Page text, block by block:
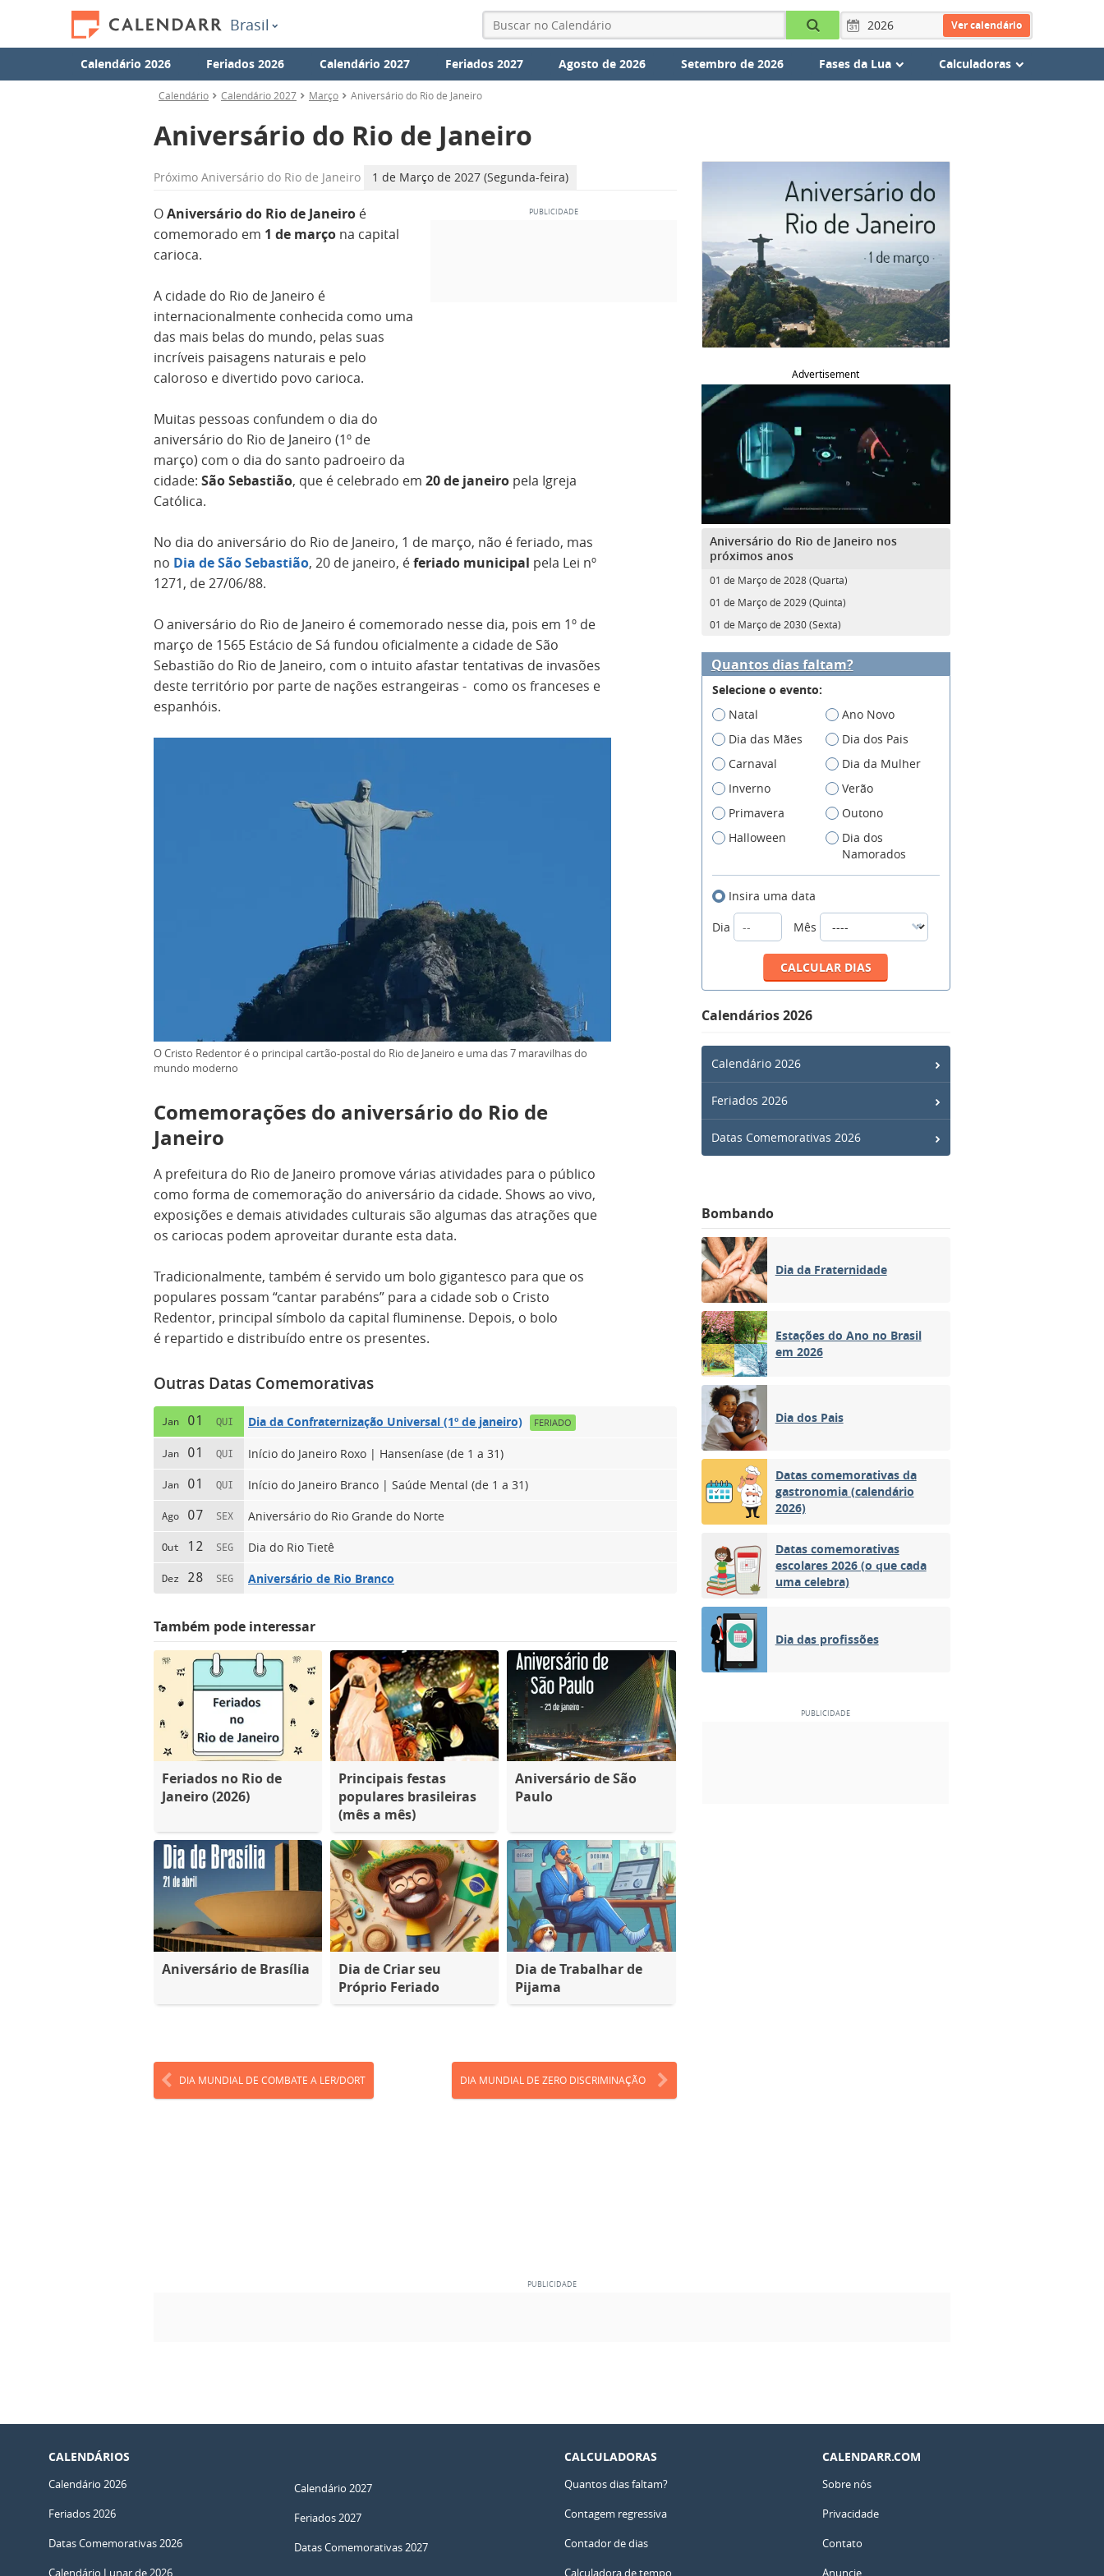
Brasil Ver calendário
Calendário 2026 Feriados 2026 Calendário 2027 Feriados 2027 Agosto de 2026 Setembro de 2026 Fases da Lua Calculadoras
Calendário Calendário 2027 Março Aniversário do Rio de Janeiro
Aniversário do Rio de Janeiro
Próximo Aniversário do Rio de Janeiro 1 de Março de 2027 (Segunda-feira)
OAniversário do Rio de Janeiro é
comemorado em 1 de março na capital
carioca.
A cidade do Rio de Janeiro é
internacionalmente conhecida como uma
das mais belas do mundo, pelas suas
incríveis paisagens naturais e pelo
caloroso e divertido povo carioca.
Muitas pessoas confundem o dia do
aniversário do Rio de Janeiro (1º de
março) com o dia do santo padroeiro da
cidade: São Sebastião, que é celebrado em 20 de janeiro pela Igreja
Católica.
No dia do aniversário do Rio de Janeiro, 1 de março, não é feriado, mas
no Dia de São Sebastião, 20 de janeiro, éferiado municipal pela Lei nº
1271, de 27/06/88.
O aniversário do Rio de Janeiro é comemorado nesse dia, pois em 1º de
março de 1565 Estácio de Sá fundou oficialmente a cidade de São
Sebastião do Rio de Janeiro, com o intuito afastar tentativas de invasões
deste território por parte de nações estrangeiras - como os franceses e
espanhóis.
O Cristo Redentor é o principal cartão-postal do Rio de Janeiro e uma das 7 maravilhas do
mundo moderno
Comemorações do aniversário do Rio de
Janeiro
A prefeitura do Rio de Janeiro promove várias atividades para o público
como forma de comemoração do aniversário da cidade. Shows ao vivo,
exposições e demais atividades culturais são algumas das atrações que
os cariocas podem aproveitar durante esta data.
Tradicionalmente, também é servido um bolo gigantesco para que os
populares possam “cantar parabéns” para a cidade sob o Cristo
Redentor, principal símbolo da capital fluminense. Depois, o bolo
é repartido e distribuído entre os presentes.
Outras Datas Comemorativas
Jan 01 QUI Dia da Confraternização Universal (1º de janeiro) FERIADO
Jan 01 QUI Início do Janeiro Roxo | Hanseníase (de 1 a 31)
Jan 01 QUI Início do Janeiro Branco | Saúde Mental (de 1 a 31)
Ago 07 SEX Aniversário do Rio Grande do Norte
Out 12 SEG Dia do Rio Tietê
Dez 28 SEG Aniversário de Rio Branco
Também pode interessar
Feriados no Rio de
Janeiro (2026)
Principais festas
populares brasileiras
(mês a mês)
Aniversário de São
Paulo
Aniversário de Brasília
Dia de Criar seu
Próprio Feriado
Dia de Trabalhar de
Pijama
DIA MUNDIAL DE COMBATE A LER/DORT DIA MUNDIAL DE ZERO DISCRIMINAÇÃO
Advertisement
Aniversário do Rio de Janeiro nos
próximos anos
01 de Março de 2028 (Quarta)
01 de Março de 2029 (Quinta)
01 de Março de 2030 (Sexta)
Quantos dias faltam?
Selecione o evento:
Natal
Ano Novo
Dia das Mães
Dia dos Pais
Carnaval
Dia da Mulher
Inverno
Verão
Primavera
Outono
Halloween
Dia dos
Namorados
Insira uma data
Dia
Mês
Calendários 2026
Calendário 2026
Feriados 2026
Datas Comemorativas 2026
Bombando
Dia da Fraternidade
Estações do Ano no Brasil
em 2026
Dia dos Pais
Datas comemorativas da
gastronomia (calendário
2026)
Datas comemorativas
escolares 2026 (o que cada
uma celebra)
Dia das profissões
CALENDÁRIOS
Calendário 2026
Feriados 2026
Datas Comemorativas 2026
Calendário Lunar de 2026
Calendário 2027
Feriados 2027
Datas Comemorativas 2027
CALCULADORAS
Quantos dias faltam?
Contagem regressiva
Contador de dias
Calculadora de tempo
CALENDARR.COM
Sobre nós
Privacidade
Contato
Anuncie